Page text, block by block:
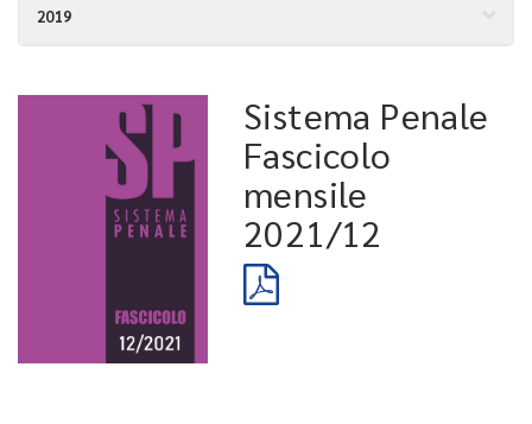
2019
Sistema Penale
Fascicolo
mensile
2021/12